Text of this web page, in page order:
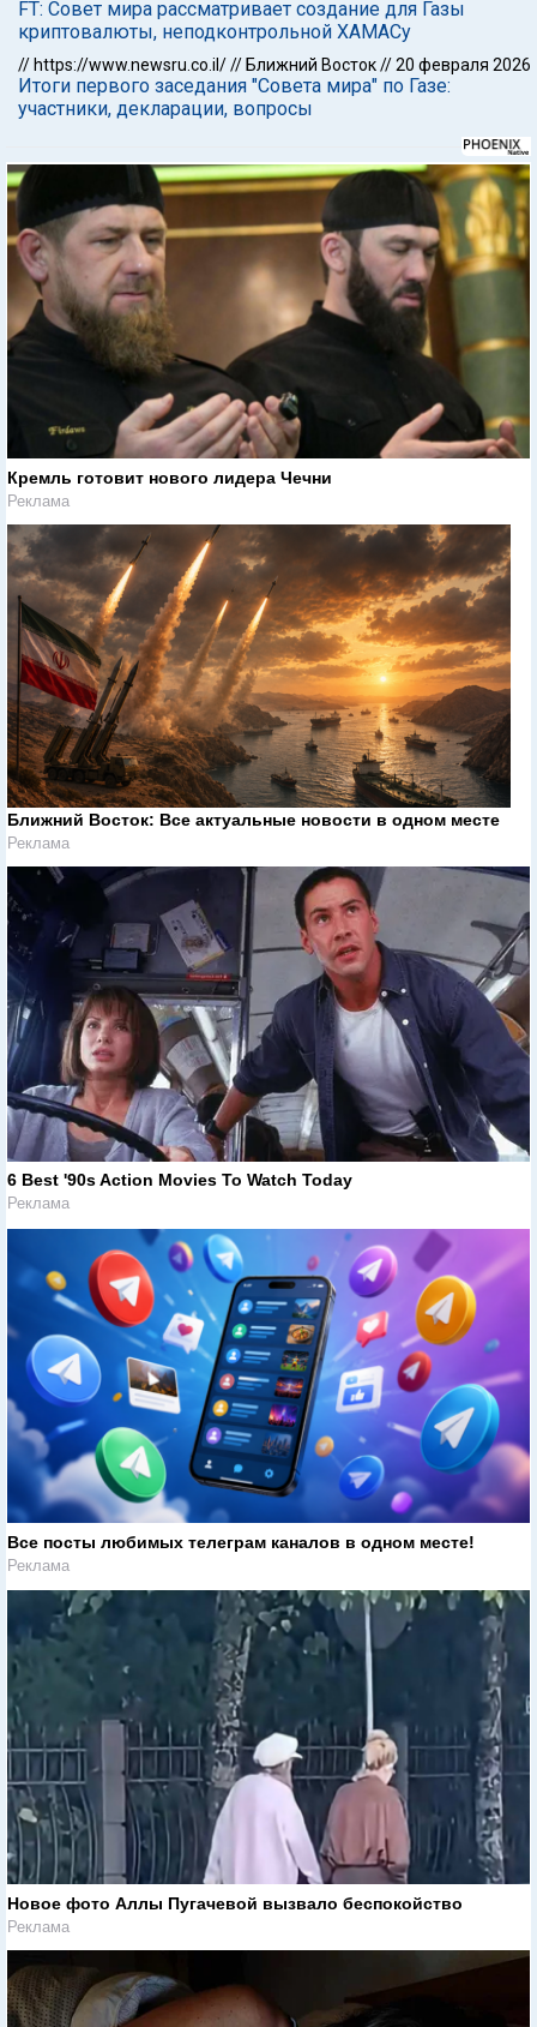
FT: Совет мира рассматривает создание для Газы
криптовалюты, неподконтрольной ХАМАСу
// https://www.newsru.co.il/// Ближний Восток//20 февраля 2026
Итоги первого заседания "Совета мира" по Газе:
участники, декларации, вопросы
Кремль готовит нового лидера Чечни
Реклама
Ближний Восток: Все актуальные новости в одном месте
Реклама
6 Best '90s Action Movies To Watch Today
Реклама
Все посты любимых телеграм каналов в одном месте!
Реклама
Новое фото Аллы Пугачевой вызвало беспокойство
Реклама